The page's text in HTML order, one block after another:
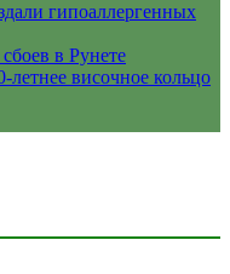
гипоаллергенных
в Рунете
височное кольцо